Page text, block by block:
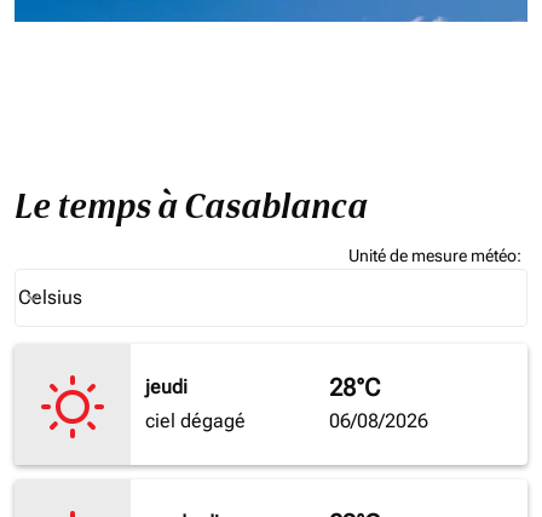
Le temps à Casablanca
Unité de mesure météo:
Celsius
keyboard_arrow_down
jeudi
ciel dégagé
28°C
06/08/2026